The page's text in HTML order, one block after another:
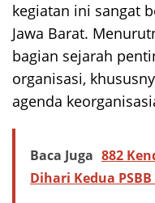
kegiatan ini sangat
Jawa Barat.
bagian sejarah
organisasi,
agenda
Baca Juga 882
Dihari Kedua